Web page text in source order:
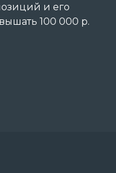
и его
100 000 р.